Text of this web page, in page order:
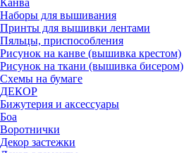
Канва
Наборы для вышивания
Принты для вышивки лентами
Пяльцы, приспособления
Рисунок на канве (вышивка крестом)
Рисунок на ткани (вышивка бисером)
Схемы на бумаге
ДЕКОР
Бижутерия и аксессуары
Боа
Воротнички
Декор застежки